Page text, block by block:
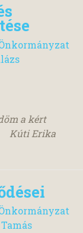
a kért
Erika